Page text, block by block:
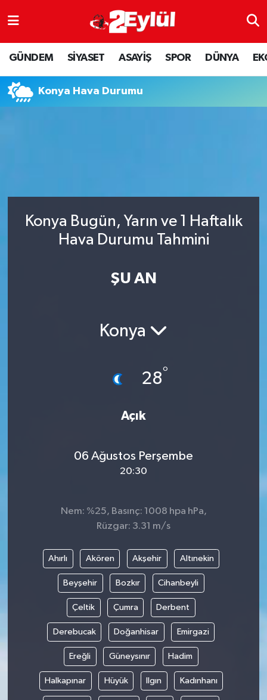
GÜNDEM SİYASET ASAYİŞ SPOR DÜNYA
Konya Hava Durumu
Konya Bugün, Yarın ve 1 Haftalık
Hava Durumu Tahmini
ŞU AN
Konya
28°
Açık
06 Ağustos Perşembe
20:30
Nem: %25, Basınç: 1008 hpa hPa,
Rüzgar: 3.31 m/s
Ahırlı Akören Akşehir Altınekin
Beyşehir Bozkır Cihanbeyli
Çeltik Çumra Derbent
Derebucak Doğanhisar Emirgazi
Ereğli Güneysınır Hadim
Halkapınar Hüyük Ilgın Kadınhanı
ASAYİŞ
DÜNYA
EKONOMİ
SİYASET
SPOR
Nöbetçi Eczaneler
Hava Durumu
Eskişehir Namaz Vakitleri
Tüm Manşetler
Son Dakika Haberleri